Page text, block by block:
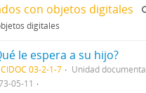
con objetos digitales
digitales
le espera a su hijo?
03-2-1-7
Unidad
05-11